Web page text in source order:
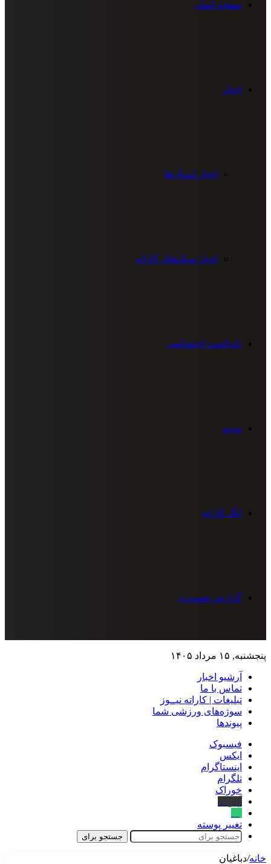
صفحه اصلی
اخبار
اخبار استان‌ها
اخبار سبک‌های کاراته
یادداشت اختصاصی
ویدیو
لیگ کاراته
گزارش تصویری
پنجشنبه, ۱۵ مرداد ۱۴۰۵
آرشیو اخبار
تماس‌ با‌ ما
تبلیغات | کاراته نیــوز
سوژه‌های ورزشی شما
پیوندها
فیسبوک
ایکس
اینستاگرام
تلگرام
خوراک
تغییر پوسته
جستجو برای
خانه/دباغیان